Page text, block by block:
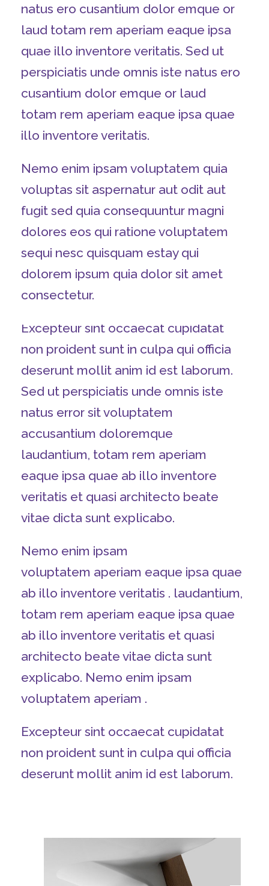
natus ero cusantium dolor emque or
laud totam rem aperiam eaque ipsa
quae illo inventore veritatis. Sed ut
perspiciatis unde omnis iste natus ero
cusantium dolor emque or laud
totam rem aperiam eaque ipsa quae
illo inventore veritatis.
Nemo enim ipsam voluptatem quia
voluptas sit aspernatur aut odit aut
fugit sed quia consequuntur magni
dolores eos qui ratione voluptatem
sequi nesc quisquam estay qui
dolorem ipsum quia dolor sit amet
consectetur.
Excepteur sint occaecat cupidatat
non proident sunt in culpa qui officia
deserunt mollit anim id est laborum.
Sed ut perspiciatis unde omnis iste
natus error sit voluptatem
accusantium doloremque
laudantium, totam rem aperiam
eaque ipsa quae ab illo inventore
veritatis et quasi architecto beate
vitae dicta sunt explicabo.
Nemo enim ipsam
voluptatem aperiam eaque ipsa quae
ab illo inventore veritatis . laudantium,
totam rem aperiam eaque ipsa quae
ab illo inventore veritatis et quasi
architecto beate vitae dicta sunt
explicabo. Nemo enim ipsam
voluptatem aperiam .
Excepteur sint occaecat cupidatat
non proident sunt in culpa qui officia
deserunt mollit anim id est laborum.